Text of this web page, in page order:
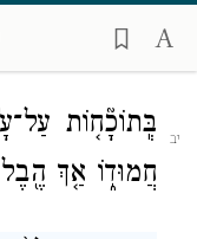
הָסֵ֣ר מֵעָלַ֣י
יב בְּֽתוֹכָ֘ח֤וֹת
חֲמוּד֑וֹ אַ֤ךְ